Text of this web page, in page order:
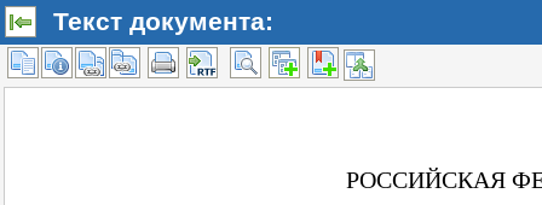
Текст документа: